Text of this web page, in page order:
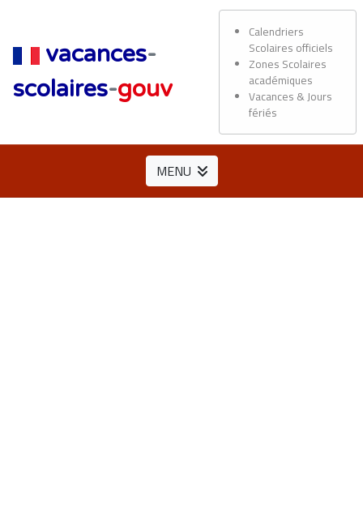
vacances-
scolaires-gouv
Calendriers
Scolaires officiels
Zones Scolaires
académiques
Vacances & Jours
fériés
MENU